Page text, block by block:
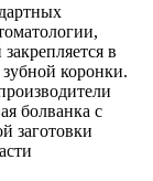
в
коронки.
болванка с
заготовки